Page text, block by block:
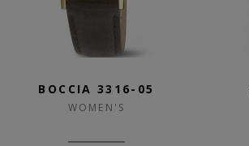
BOCCIA 3316-05
WOMEN'S